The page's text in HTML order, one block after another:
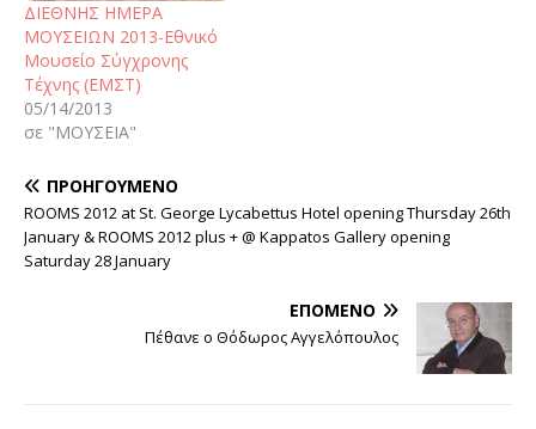
ΔΙΕΘΝΗΣ ΗΜΕΡΑ
ΜΟΥΣΕΙΩΝ 2013-Εθνικό
Μουσείο Σύγχρονης
Τέχνης (ΕΜΣΤ)
05/14/2013
σε "ΜΟΥΣΕΙΑ"
ΠΡΟΗΓΟΎΜΕΝΟ
ROOMS 2012 at St. George Lycabettus Hotel opening Thursday 26th
January & ROOMS 2012 plus + @ Kappatos Gallery opening
Saturday 28 January
ΕΠΌΜΕΝΟ
Πέθανε ο Θόδωρος Αγγελόπουλος